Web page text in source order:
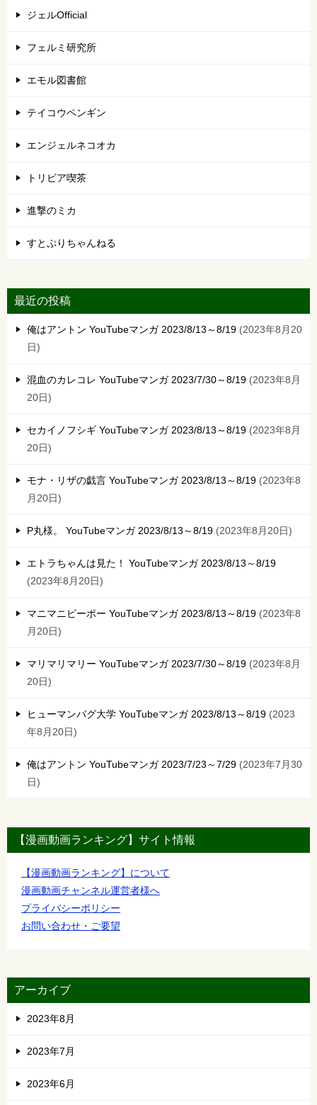
ジェルOfficial
フェルミ研究所
エモル図書館
テイコウペンギン
エンジェルネコオカ
トリビア喫茶
進撃のミカ
すとぷりちゃんねる
最近の投稿
俺はアントン YouTubeマンガ 2023/8/13～8/19 2023年8月20
日
混血のカレコレ YouTubeマンガ 2023/7/30～8/19 2023年8月
20日
セカイノフシギ YouTubeマンガ 2023/8/13～8/19 2023年8月
20日
モナ・リザの戯言 YouTubeマンガ 2023/8/13～8/19 2023年8
月20日
P丸様。 YouTubeマンガ 2023/8/13～8/19 2023年8月20日
エトラちゃんは見た！ YouTubeマンガ 2023/8/13～8/19
2023年8月20日
マニマニピーポー YouTubeマンガ 2023/8/13～8/19 2023年8
月20日
マリマリマリー YouTubeマンガ 2023/7/30～8/19 2023年8月
20日
ヒューマンバグ大学 YouTubeマンガ 2023/8/13～8/19 2023
年8月20日
俺はアントン YouTubeマンガ 2023/7/23～7/29 2023年7月30
日
【漫画動画ランキング】サイト情報
【漫画動画ランキング】について
漫画動画チャンネル運営者様へ
プライバシーポリシー
お問い合わせ・ご要望
アーカイブ
2023年8月
2023年7月
2023年6月